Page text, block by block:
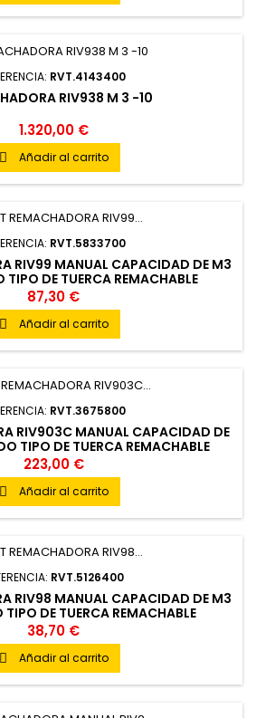
RVT.4143400
RIV938 M 3 -10
1.320,00 €
 Añadir al carrito
RVT.5833700
RIV99 MANUAL CAPACIDAD DE M3
TIPO DE TUERCA REMACHABLE
87,30 €
 Añadir al carrito
RVT.3675800
RIV903C MANUAL CAPACIDAD DE
TIPO DE TUERCA REMACHABLE
223,00 €
 Añadir al carrito
RVT.5126400
RIV98 MANUAL CAPACIDAD DE M3
DE TUERCA REMACHABLE
38,70 €
 Añadir al carrito